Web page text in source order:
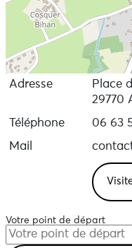
Adresse
Place
29770
Téléphone
06 63
Mail
Votre point de départ